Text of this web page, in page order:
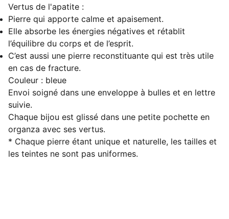
Vertus de l'apatite :
Pierre qui apporte calme et apaisement.
Elle absorbe les énergies négatives et rétablit
l’équilibre du corps et de l’esprit.
C’est aussi une pierre reconstituante qui est très utile
en cas de fracture.
Couleur : bleue
Envoi soigné dans une enveloppe à bulles et en lettre
suivie.
Chaque bijou est glissé dans une petite pochette en
organza avec ses vertus.
* Chaque pierre étant unique et naturelle, les tailles et
les teintes ne sont pas uniformes.